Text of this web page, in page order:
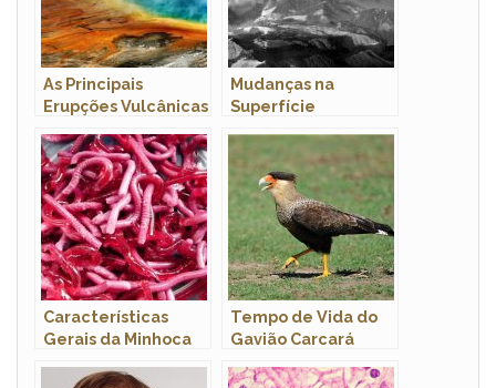
As Principais
Erupções Vulcânicas
Mudanças na
Superfície
Provocadas Pelo
Vulcão Santa
Helena
Características
Gerais da Minhoca
Tempo de Vida do
Gavião Carcará